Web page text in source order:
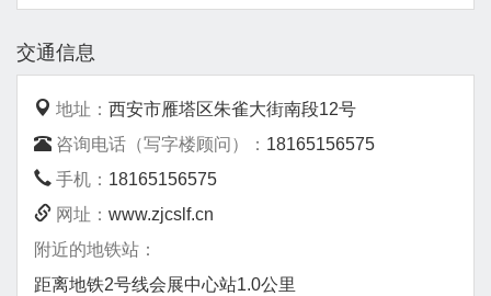
交通信息
地址： 西安市雁塔区朱雀大街南段12号
咨询电话（写字楼顾问）： 18165156575
手机： 18165156575
网址： www.zjcslf.cn
附近的地铁站：
距离地铁2号线会展中心站1.0公里